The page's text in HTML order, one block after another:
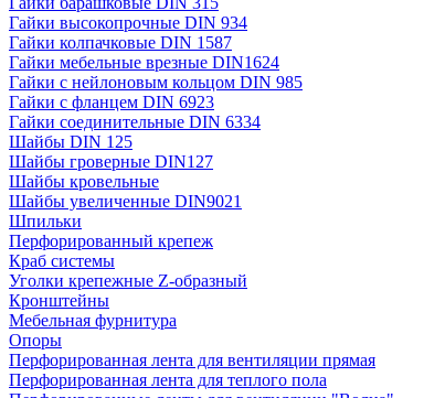
Гайки высокопрочные DIN 934
Гайки колпачковые DIN 1587
Гайки мебельные врезные DIN1624
Гайки с нейлоновым кольцом DIN 985
Гайки с фланцем DIN 6923
Гайки соединительные DIN 6334
Шайбы DIN 125
Шайбы гроверные DIN127
Шайбы кровельные
Шайбы увеличенные DIN9021
Шпильки
Перфорированный крепеж
Краб системы
Уголки крепежные Z-образный
Кронштейны
Мебельная фурнитура
Опоры
Перфорированная лента для вентиляции прямая
Перфорированная лента для теплого пола